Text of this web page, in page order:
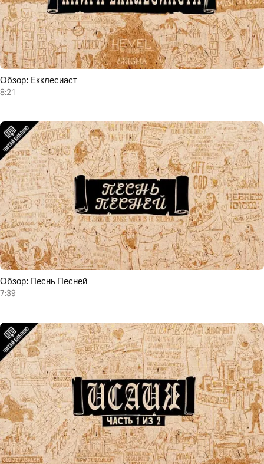
Обзор: Екклесиаст
8:21
Обзор: Песнь Песней
7:39